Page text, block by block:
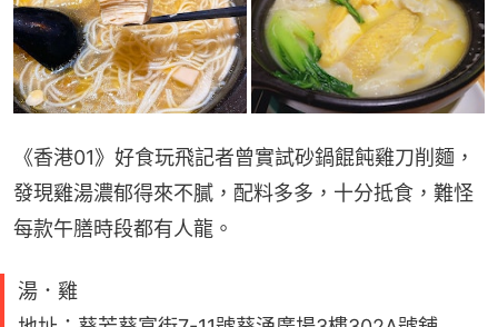
《香港01》好食玩飛記者曾實試砂鍋餛飩雞刀削麵，
發現雞湯濃郁得來不膩，配料多多，十分抵食，難怪
每款午膳時段都有人龍。
湯．雞